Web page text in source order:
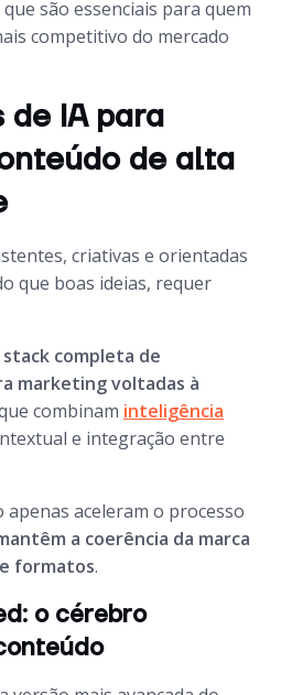
são essenciais para quem
competitivo do mercado
de IA para
de alta
criativas e orientadas
que boas ideias, requer
stack completa de
marketing voltadas à
combinam inteligência
e integração entre
aceleram o processo
a coerência da marca
formatos.
o cérebro